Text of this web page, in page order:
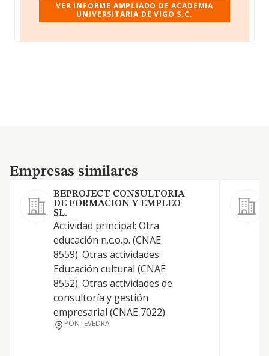
VER INFORME AMPLIADO DE ACADEMIA
UNIVERSITARIA DE VIGO S.C.
Empresas similares
Empresas similares
BEPROJECT CONSULTORIA
DE FORMACION Y EMPLEO
SL.
Actividad principal: Otra
educación n.c.o.p. (CNAE
8559). Otras actividades:
Educación cultural (CNAE
8552). Otras actividades de
consultoría y gestión
empresarial (CNAE 7022)
PONTEVEDRA